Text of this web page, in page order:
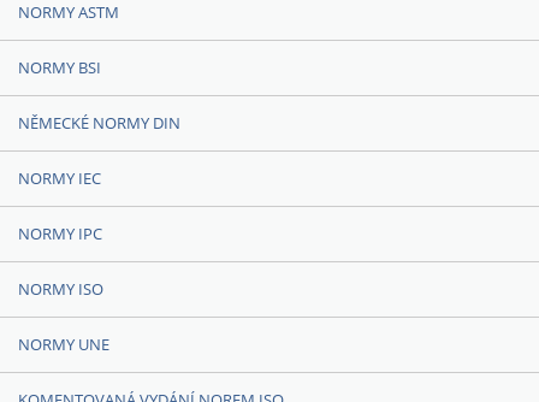
NORMY ASTM
NORMY BSI
NĚMECKÉ NORMY DIN
NORMY IEC
NORMY IPC
NORMY ISO
NORMY UNE